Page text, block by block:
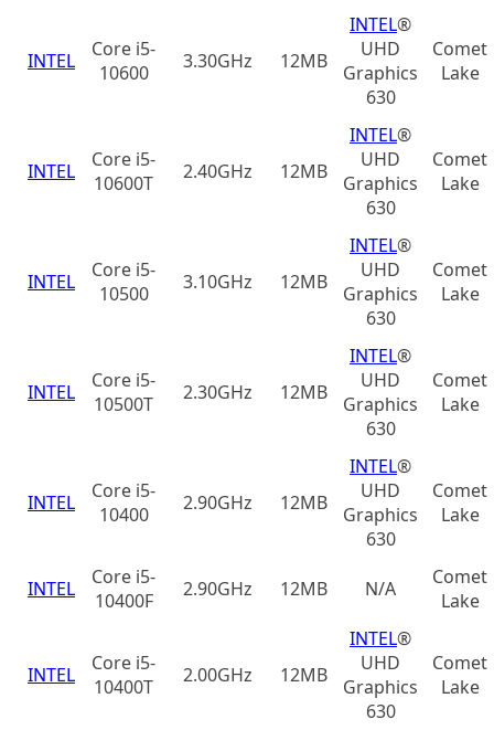
INTEL
Core i5-
10600
3.30GHz 12MB
INTEL®
UHD
Graphics
630
Comet
Lake
INTEL
Core i5-
10600T
2.40GHz 12MB
INTEL®
UHD
Graphics
630
Comet
Lake
INTEL
Core i5-
10500
3.10GHz 12MB
INTEL®
UHD
Graphics
630
Comet
Lake
INTEL
Core i5-
10500T
2.30GHz 12MB
INTEL®
UHD
Graphics
630
Comet
Lake
INTEL
Core i5-
10400
2.90GHz 12MB
INTEL®
UHD
Graphics
630
Comet
Lake
INTEL
Core i5-
10400F
2.90GHz 12MB N/A
Comet
Lake
INTEL
Core i5-
10400T
2.00GHz 12MB
INTEL®
UHD
Graphics
630
Comet
Lake